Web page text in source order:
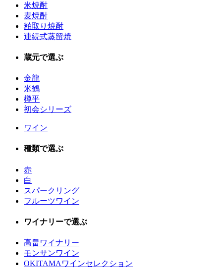
米焼酎
麦焼酎
粕取り焼酎
連続式蒸留焼
蔵元で選ぶ
金龍
米鶴
樽平
初会シリーズ
ワイン
種類で選ぶ
赤
白
スパークリング
フルーツワイン
ワイナリーで選ぶ
高畠ワイナリー
モンサンワイン
OKITAMAワインセレクション